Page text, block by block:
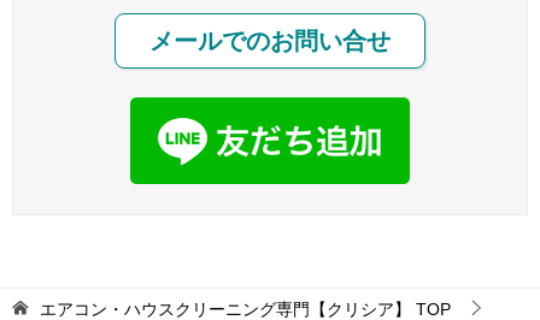
メールでのお問い合せ
エアコン・ハウスクリーニング専門【クリシア】
TOP